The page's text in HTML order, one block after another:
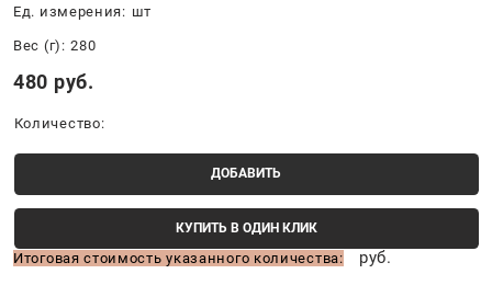
Ед. измерения: шт
Вес (г): 280
480 руб.
Количество:
ДОБАВИТЬ
КУПИТЬ В ОДИН КЛИК
Итоговая стоимость указанного количества: руб.